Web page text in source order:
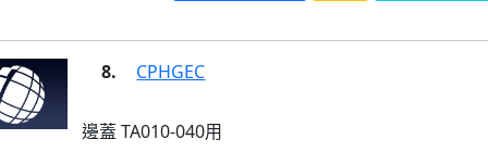
8. CPHGEC
邊蓋 TA010-040用